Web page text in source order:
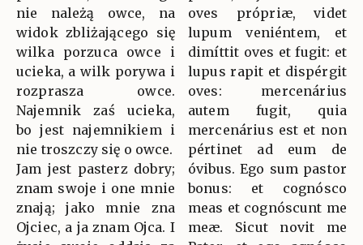
nie należą owce, na
widok zbliżającego się
wilka porzuca owce i
ucieka, a wilk porywa i
rozprasza owce.
Najemnik zaś ucieka,
bo jest najemnikiem i
nie troszczy się o owce.
Jam jest pasterz dobry;
znam swoje i one mnie
znają; jako mnie zna
Ojciec, a ja znam Ojca. I
oves própriæ, videt
lupum veniéntem, et
dimíttit oves et fugit: et
lupus rapit et dispérgit
oves: mercenárius
autem fugit, quia
mercenárius est et non
pértinet ad eum de
óvibus. Ego sum pastor
bonus: et cognósco
meas et cognóscunt me
meæ. Sicut novit me